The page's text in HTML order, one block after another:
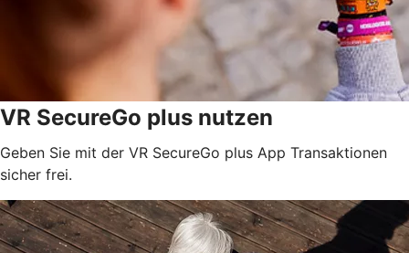
VR SecureGo plus nutzen
Geben Sie mit der VR SecureGo plus App Transaktionen
sicher frei.